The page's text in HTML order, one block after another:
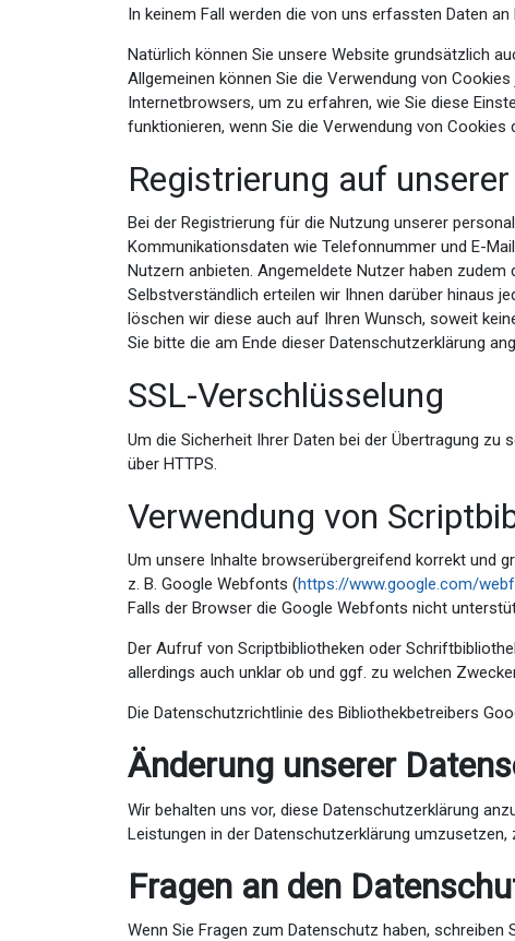
In keinem Fall werden die von uns erfassten Daten
Natürlich können Sie unsere Website grundsätzlich
Allgemeinen können Sie die Verwendung von
Internetbrowsers, um zu erfahren, wie Sie diese
funktionieren, wenn Sie die Verwendung von Cookies
Registrierung auf
Bei der Registrierung für die Nutzung unserer
Kommunikationsdaten wie Telefonnummer und E-
Nutzern anbieten. Angemeldete Nutzer haben
Selbstverständlich erteilen wir Ihnen darüber hinaus
löschen wir diese auch auf Ihren Wunsch, soweit
Sie bitte die am Ende dieser Datenschutzerklärung
SSL-Verschlüsselung
Um die Sicherheit Ihrer Daten bei der Übertragung
über HTTPS.
Verwendung von
Um unsere Inhalte browserübergreifend korrekt und
z. B. Google Webfonts (https://www.google.com/
Falls der Browser die Google Webfonts nicht
Der Aufruf von Scriptbibliotheken oder
allerdings auch unklar ob und ggf. zu welchen
Die Datenschutzrichtlinie des Bibliothekbetreibers
Änderung unserer
Wir behalten uns vor, diese Datenschutzerklärung
Leistungen in der Datenschutzerklärung umzusetzen,
Fragen an den
Wenn Sie Fragen zum Datenschutz haben,